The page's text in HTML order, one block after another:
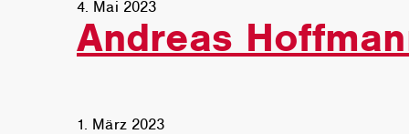
4. Mai 2023
Andreas
1. März 2023